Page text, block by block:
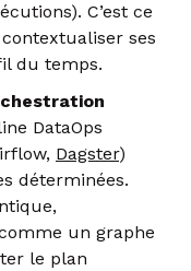
C’est ce
ses
du temps.
DataOps
Dagster)
déterminées.
un graphe
le plan